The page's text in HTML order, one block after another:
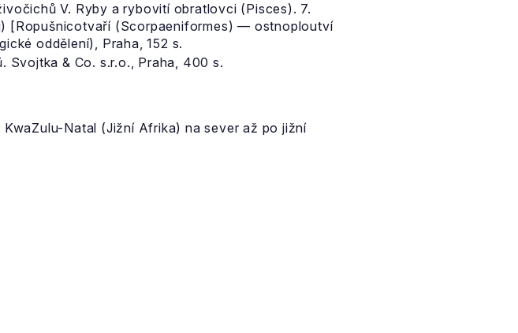
V. Ryby a rybovití obratlovci (Pisces). 7.
[Ropušnicotvaří (Scorpaeniformes) — ostnoploutví
oddělení), Praha, 152 s.
Svojtka & Co. s.r.o., Praha, 400 s.
Natal (Jižní Afrika) na sever až po jižní